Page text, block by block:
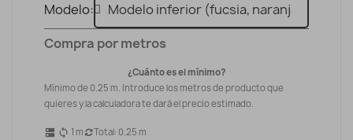
Modelo
Compra por metros
¿Cuánto es el mínimo?
Mínimo de 0.25 m. Introduce los metros de producto que
quieres y la calculadora te dará el precio estimado.
dns sync 1 m Total: 0.25 m